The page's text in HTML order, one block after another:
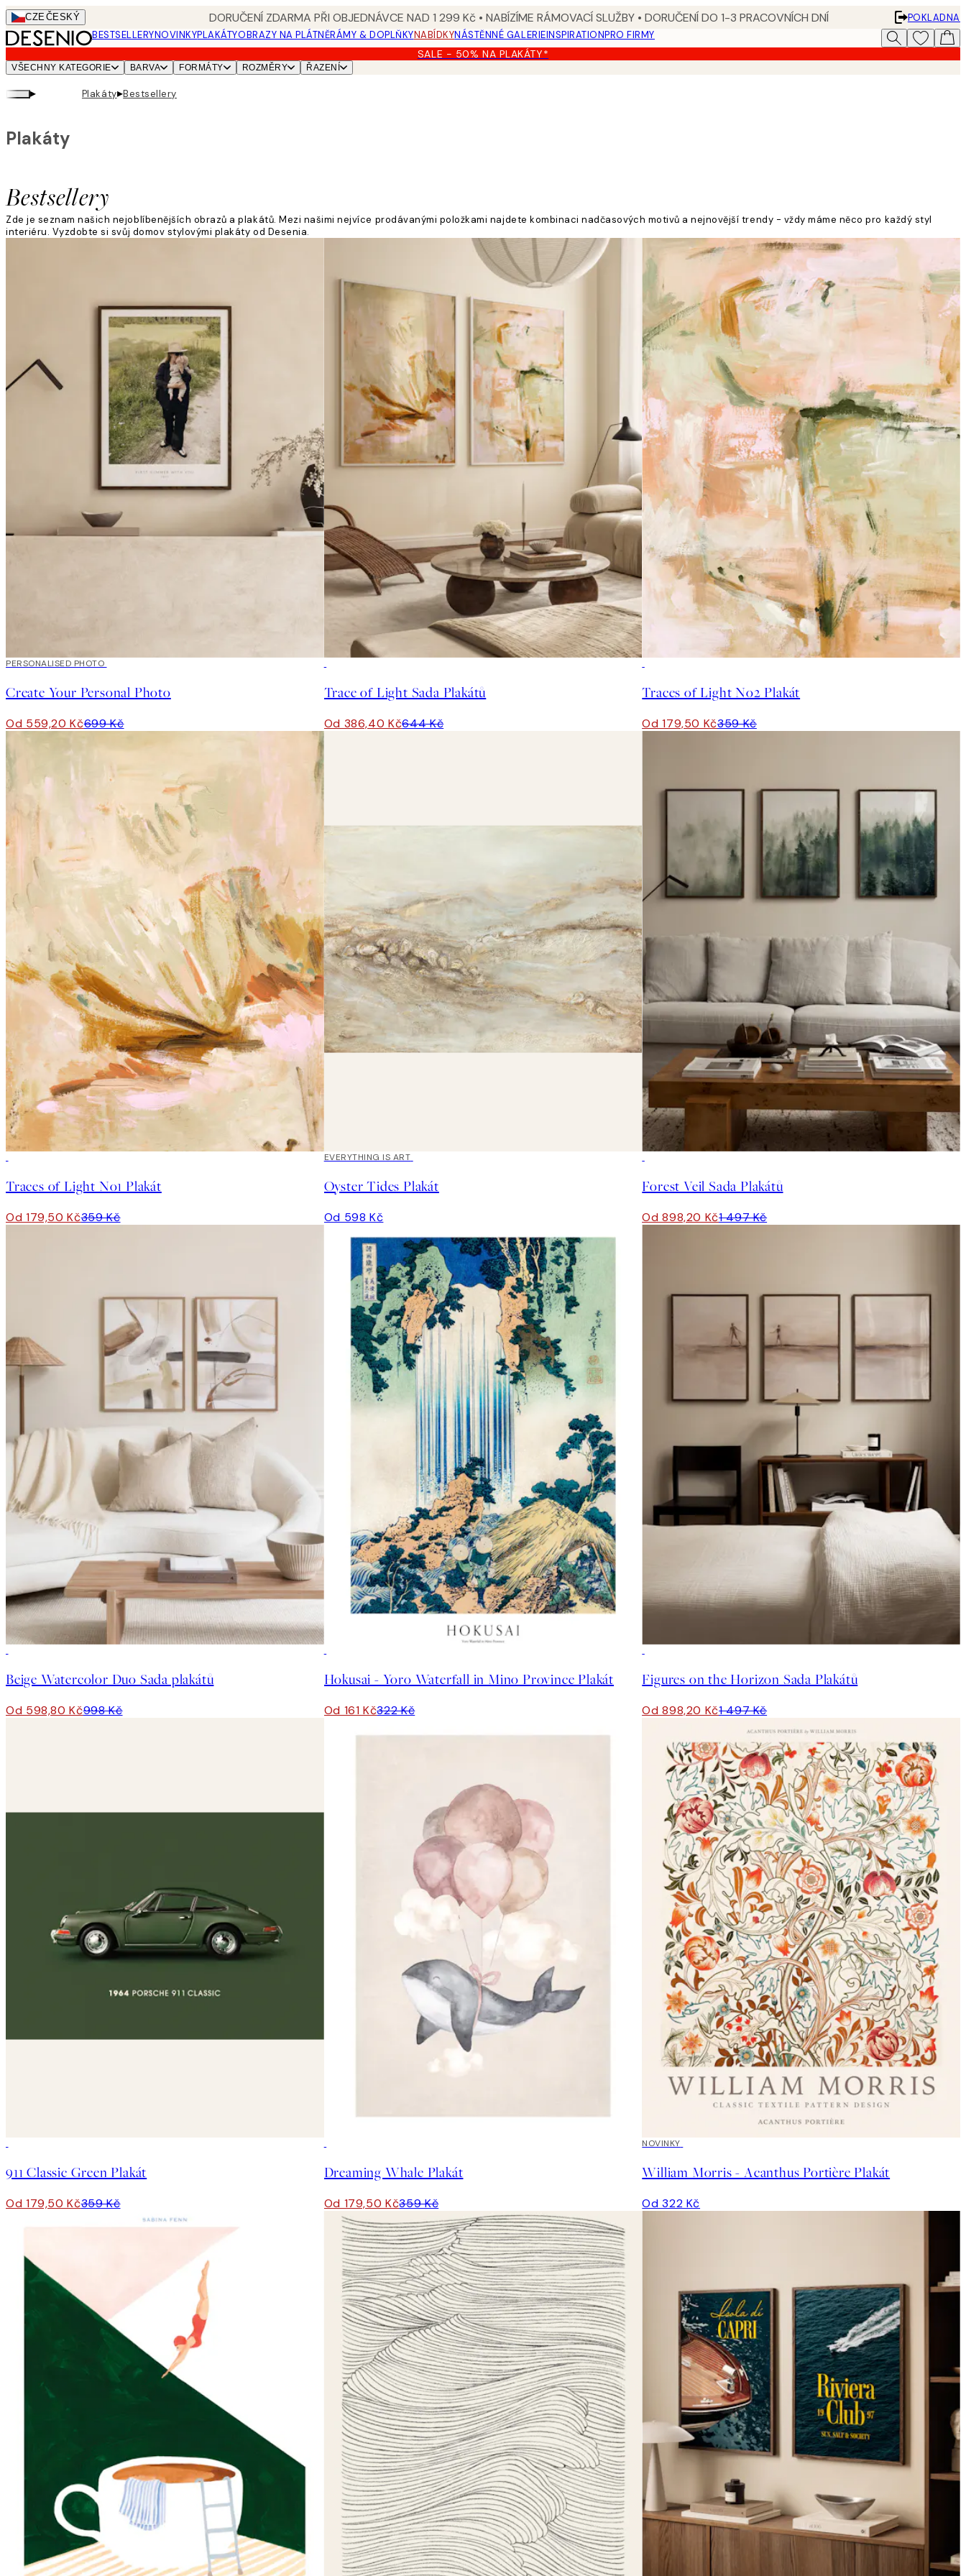
Skip
to
main
content.
CZEČESKÝ DORUČENÍ ZDARMA PŘI OBJEDNÁVCE NAD 1 299 Kč • NABÍZÍME RÁMOVACÍ SLUŽBY • DORUČENÍ DO 1-3 PRACOVNÍCH DNÍ
POKLADNA
BESTSELLERYNOVINKYPLAKÁTYOBRAZY NA PLÁTNĚRÁMY & DOPLŇKYNABÍDKYNÁSTĚNNÉ GALERIEINSPIRATIONPRO FIRMY
SALE - 50% NA PLAKÁTY*
VŠECHNY KATEGORIE BARVA FORMÁTY ROZMĚRY ŘAZENÍ
▸ Plakáty▸Bestsellery
Bestsellery
Plakáty
Zde je seznam našich nejoblíbenějších obrazů a plakátů. Mezi našimi nejvíce prodávanými položkami najdete kombinaci nadčasových motivů a nejnovější trendy - vždy máme něco pro každý styl
interiéru. Vyzdobte si svůj domov stylovými plakáty od Desenia.
20%*Vytvořte Umění
PERSONALISED PHOTO
Create Your Personal Photo
Od 559,20 Kč699 Kč
Trace of Light Sada Plakátů
Od 386,40 Kč644 Kč
Traces of Light No2 Plakát
Od 179,50 Kč359 Kč
Traces of Light No1 Plakát
Od 179,50 Kč359 Kč
EVERYTHING IS ART
Oyster Tides Plakát
Od 598 Kč
Forest Veil Sada Plakátů
Od 898,20 Kč1 497 Kč
Beige Watercolor Duo Sada plakátů
Od 598,80 Kč998 Kč
Hokusai - Yoro Waterfall in Mino Province Plakát
Od 161 Kč322 Kč
Figures on the Horizon Sada Plakátů
Od 898,20 Kč1 497 Kč
911 Classic Green Plakát
Od 179,50 Kč359 Kč
Dreaming Whale Plakát
Od 179,50 Kč359 Kč
NOVINKY
William Morris - Acanthus Portière Plakát
Od 322 Kč